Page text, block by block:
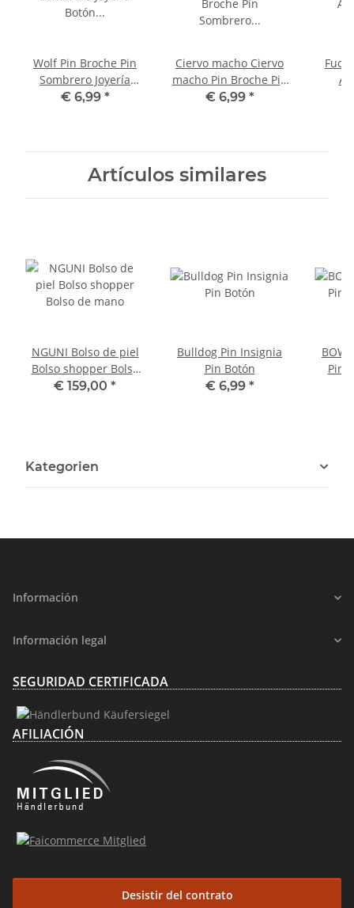
Wolf Pin Broche Pin
Sombrero Joyería
Botón Pizarra
€ 6,99 *
Ciervo macho Ciervo
macho Pin Broche Pin
Sombrero Joyería
€ 6,99 *
Artículos similares
NGUNI Bolso de piel
Bolso shopper Bolso
de mano
€ 159,00 *
Bulldog Pin Insignia
Pin Botón
€ 6,99 *
Pin
Kategorien
Información
Información legal
SEGURIDAD CERTIFICADA
AFILIACIÓN
Desistir del contrato